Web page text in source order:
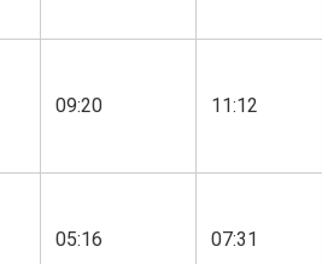
09:20 11:12
05:16 07:31